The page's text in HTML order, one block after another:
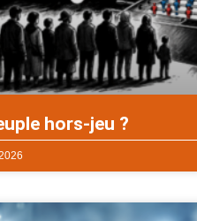
hors-jeu ?